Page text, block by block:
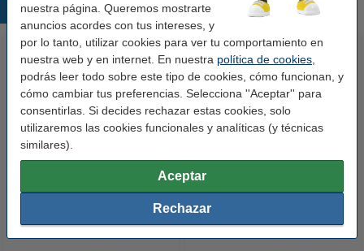
nuestra página. Queremos mostrarte
anuncios acordes con tus intereses, y
por lo tanto, utilizar cookies para ver tu comportamiento en
nuestra web y en internet. En nuestra política de cookies
podrás leer todo sobre este tipo de cookies, cómo funcionan, y
cómo cambiar tus preferencias. Selecciona ''Aceptar'' para
consentirlas. Si decides rechazar estas cookies, solo
utilizaremos las cookies funcionales y analíticas (y técnicas
similares).
Aceptar
Rechazar
Productos destacados
123tinta Papel fotográfico
Premium Glossy brillo alto | 10 x
123tinta Pilas Alcalinas Xtreme
Power AA - LR06 - MN1500 - 24